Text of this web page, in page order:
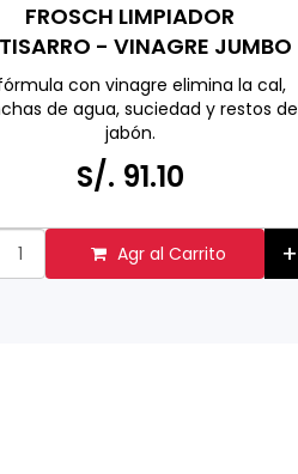
FROSCH LIMPIADOR
- VINAGRE JUMBO
PACK 5000 ML
con vinagre elimina la cal,
de agua, suciedad y restos de
jabón.
Hecho en ALEMANIA
con el medio ambiente
naturales
S/. 91.10
Agr al Carrito +